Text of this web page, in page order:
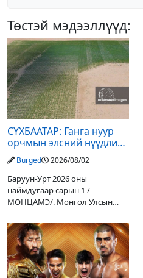
Төстэй мэдээллүүд:
СҮХБААТАР: Ганга нуур
орчмын элсний нүүдлийг
зогсоох туршилтын ажил
үр дүнгээ өгч эхэлжээ
Burged 2026/08/02
Баруун-Урт 2026 оны
наймдугаар сарын 1 /
МОНЦАМЭ/. Монгол Улсын
Дарьгангын Ганга нуурыг
сэргээн, хамгаалах төслийг
улсын төсвийн хөрөнгө
оруулалтаар хийж буй.
Төслийн